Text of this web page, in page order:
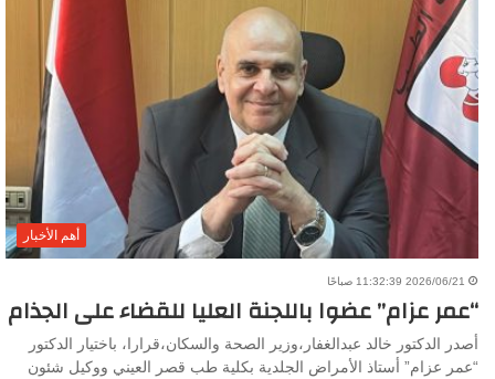
أهم الأخبار
2026/06/21 11:32:39 صباحًا
“عمر عزام” عضوا باللجنة العليا للقضاء على الجذام
أصدر الدكتور خالد عبدالغفار،وزير الصحة والسكان،قرارا، باختيار الدكتور
“عمر عزام” أستاذ الأمراض الجلدية بكلية طب قصر العيني ووكيل شئون